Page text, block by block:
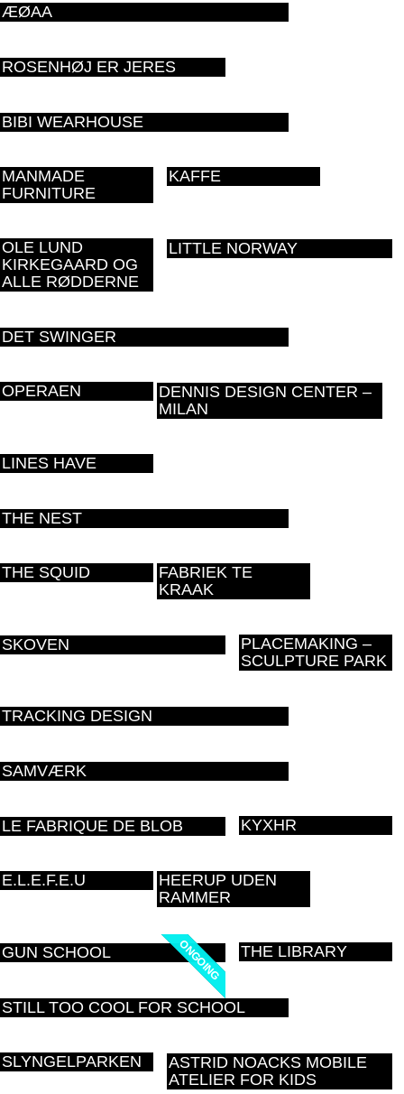
ÆØAA
ROSENHØJ ER JERES
BIBI WEARHOUSE
MANMADE
FURNITURE
KAFFE
OLE LUND
KIRKEGAARD OG
ALLE RØDDERNE
LITTLE NORWAY
DET SWINGER
OPERAEN
DENNIS DESIGN CENTER –
MILAN
LINES HAVE
THE NEST
THE SQUID
FABRIEK TE
KRAAK
SKOVEN
PLACEMAKING –
SCULPTURE PARK
TRACKING DESIGN
SAMVÆRK
LE FABRIQUE DE BLOB KYXHR
E.L.E.F.E.U
HEERUP UDEN
RAMMER
ONGOING
ONGOING
GUN SCHOOL THE LIBRARY
STILL TOO COOL FOR SCHOOL
SLYNGELPARKEN
ASTRID NOACKS MOBILE
ATELIER FOR KIDS